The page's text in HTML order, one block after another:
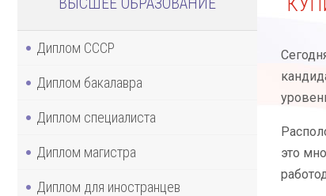
Диплом СССР
Диплом бакалавра
Диплом специалиста
Диплом магистра
Диплом для иностранцев
это